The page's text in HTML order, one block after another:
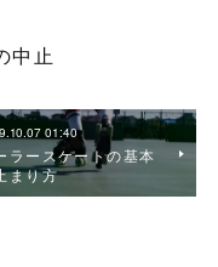
中止
01:40
ラースケートの基本
まり方